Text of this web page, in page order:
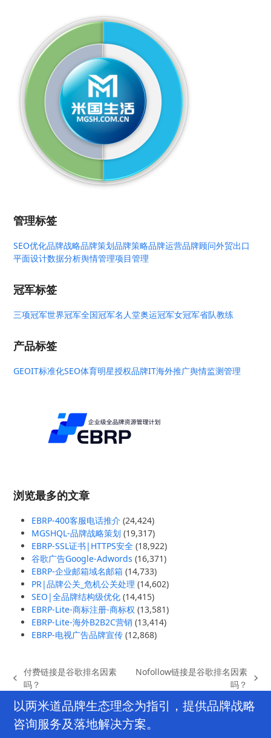
管理标签
SEO优化品牌战略品牌策划品牌策略品牌运营品牌顾问外贸出口
平面设计数据分析舆情管理项目管理
冠军标签
三项冠军世界冠军全国冠军名人堂奥运冠军女冠军省队教练
产品标签
GEOIT标准化SEO体育明星授权品牌IT海外推广舆情监测管理
浏览最多的文章
EBRP-400客服电话推介 (24,424)
MGSHQL-品牌战略策划 (19,317)
EBRP-SSL证书|HTTPS安全 (18,922)
谷歌广告Google-Adwords (16,371)
EBRP-企业邮箱域名邮箱 (14,733)
PR|品牌公关_危机公关处理 (14,602)
SEO|全品牌结构级优化 (14,415)
EBRP-Lite-商标注册-商标权 (13,581)
EBRP-Lite-海外B2B2C营销 (13,414)
EBRP-电视广告品牌宣传 (12,868)
previous
付费链接是谷歌排名因素
吗？
Nofollow链接是谷歌排名因素
吗？
以两米道品牌生态理念为指引，提供品牌战略
咨询服务及落地解决方案。